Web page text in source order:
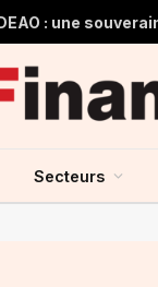
Secteurs